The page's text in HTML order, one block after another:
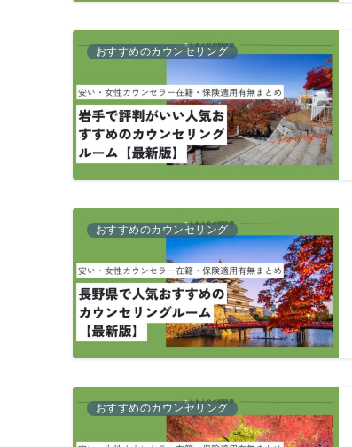
おすすめのカウンセリング
おすすめのカウンセリング
おすすめのカウンセリング